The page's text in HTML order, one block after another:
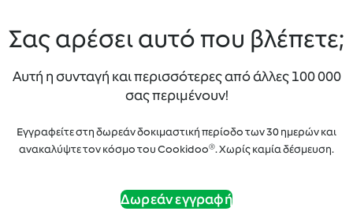
Σας αρέσει αυτό που βλέπετε;
Αυτή η συνταγή και περισσότερες από άλλες 100 000
σας περιμένουν!
Εγγραφείτε στη δωρεάν δοκιμαστική περίοδο των 30 ημερών και
ανακαλύψτε τον κόσμο του Cookidoo®. Χωρίς καμία δέσμευση.
Δωρεάν εγγραφή